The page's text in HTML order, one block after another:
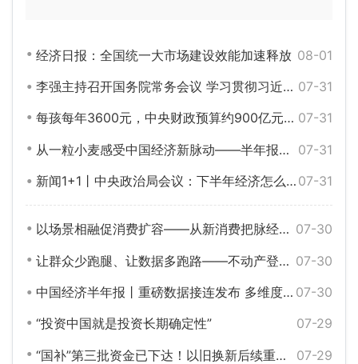
08-01
经济日报：全国统一大市场建设效能加速释放
07-31
李强主持召开国务院常务会议 学习贯彻习近平总书记关于上半年经济形势和做好下半年经济工作重要讲话精神等
07-31
每孩每年3600元，中央财政预算约900亿元——国新办发布会解读育儿补贴方案
07-31
从一粒小麦感受中国经济新脉动——半年报里看信心③
07-31
新闻1+1丨中央政治局会议：下半年经济怎么干？
07-30
以场景相融促消费扩容——从新消费把脉经济活力与动能③
07-30
让群众少跑腿、让数据多跑路——不动产登记加快推动“跨省通办”
07-30
中国经济半年报丨重磅数据接连发布 多维度带你看中国发展“节节高”
07-29
“投资中国就是投资长期确定性”
07-29
“国补”第三批资金已下达！以旧换新后续重点在哪？